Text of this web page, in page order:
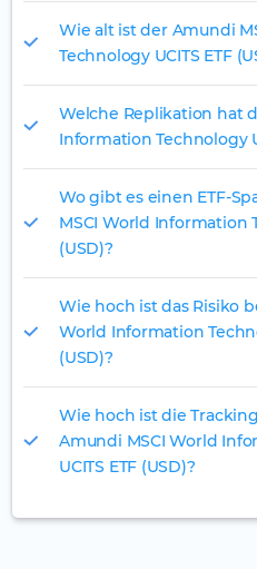
Wie alt ist der Amundi
Technology UCITS ETF
Welche Replikation hat
Information Technology
Wo gibt es einen ETF-
MSCI World Information
(USD)?
Wie hoch ist das Risiko
World Information
(USD)?
Wie hoch ist die
Amundi MSCI World
UCITS ETF (USD)?